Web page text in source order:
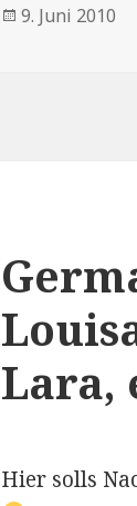
Veröffentlicht
9. Juni 2010
Lara,
Hier solls